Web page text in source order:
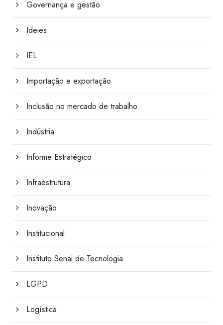
Governança e gestão
Ideies
IEL
Importação e exportação
Inclusão no mercado de trabalho
Indústria
Informe Estratégico
Infraestrutura
Inovação
Institucional
Instituto Senai de Tecnologia
LGPD
Logística